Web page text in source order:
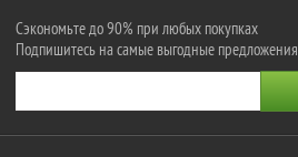
Сэкономьте до 90% при любых покупках
Подпишитесь на самые выгодные предложения